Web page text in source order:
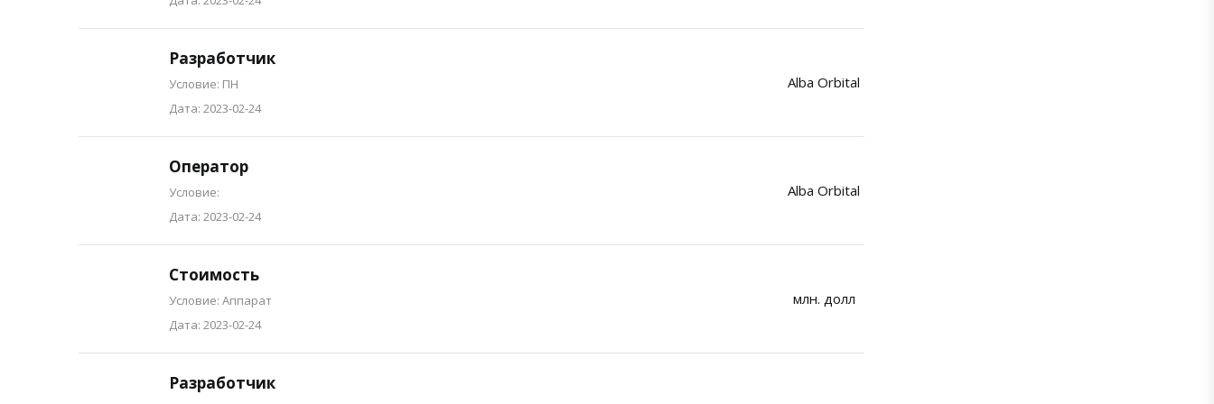
Разработчик
Условие: ПН
Дата: 2023-02-24
Alba Orbital
Оператор
Условие:
Дата: 2023-02-24
Alba Orbital
Стоимость
Условие: Аппарат
Дата: 2023-02-24
млн. долл
Разработчик